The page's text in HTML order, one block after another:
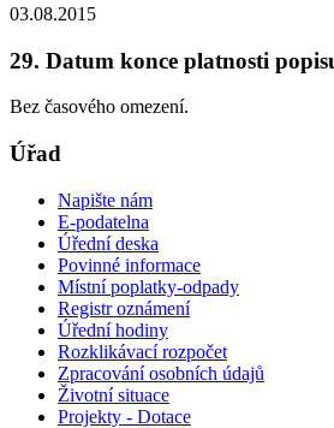
03.08.2015
29. Datum konce platnosti
Bez časového omezení.
Úřad
Napište nám
E-podatelna
Úřední deska
Povinné informace
Místní poplatky-odpady
Registr oznámení
Úřední hodiny
Rozklikávací rozpočet
Zpracování osobních údajů
Životní situace
Projekty - Dotace